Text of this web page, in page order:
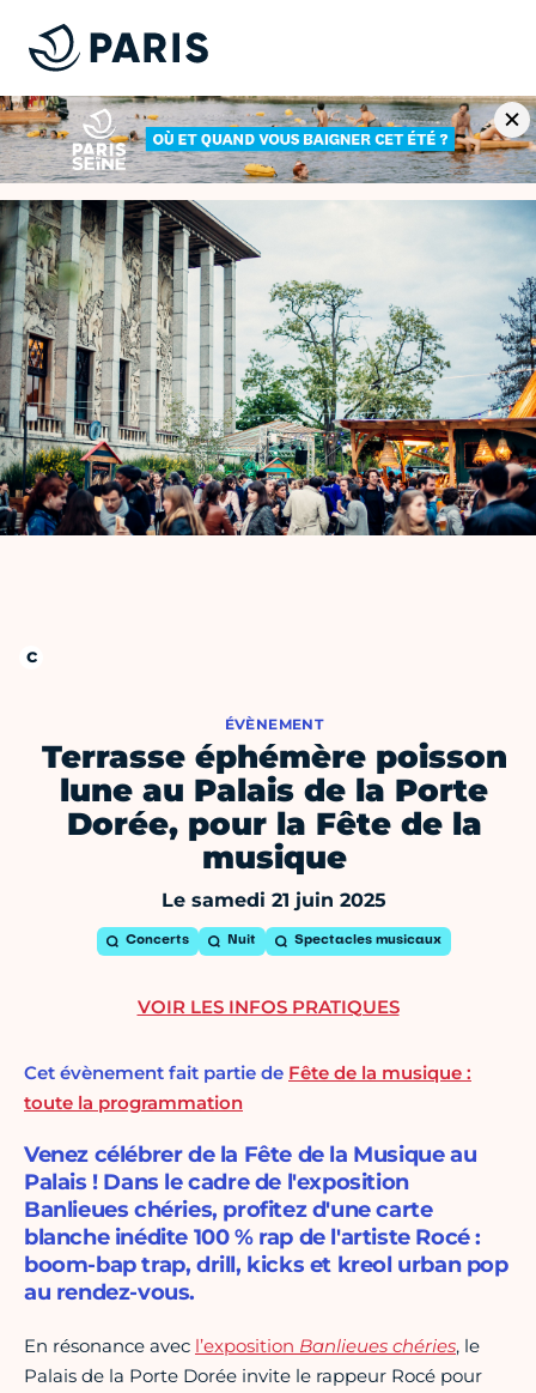
ÉVÈNEMENT
Terrasse éphémère poisson
lune au Palais de la Porte
Dorée, pour la Fête de la
musique
Le samedi 21 juin 2025
Concerts Nuit Spectacles musicaux
Cet évènement fait partie de Fête de la musique :
toute la programmation
Venez célébrer de la Fête de la Musique au
Palais ! Dans le cadre de l'exposition
Banlieues chéries, profitez d'une carte
blanche inédite 100 % rap de l'artiste Rocé :
boom-bap trap, drill, kicks et kreol urban pop
au rendez-vous.
En résonance avec l’exposition Banlieues chéries, le
Palais de la Porte Dorée invite le rappeur Rocé pour
VOIR LES INFOS PRATIQUES